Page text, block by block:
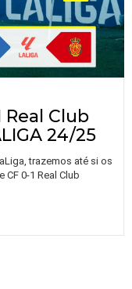
Real Club
24/25
trazemos até si os
0-1 Real Club